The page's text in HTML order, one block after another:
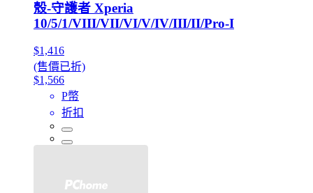
殼-守護者 Xperia
10/5/1/VIII/VII/VI/V/IV/III/II/Pro-I
$1,416
(售價已折)
$1,566
P幣
折扣